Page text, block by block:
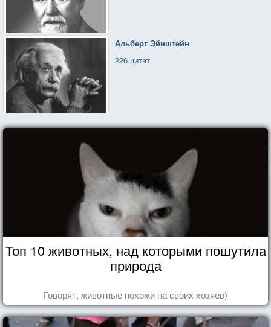
Альберт Эйнштейн
226 цитат
Топ 10 животных, над которыми пошутила
природа
Говорят, животные похожи на своих хозяев)